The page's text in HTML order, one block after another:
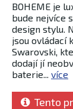
BOHEME je
bude nejvíce
design stylu.
jsou ovládací
Swarovski,
dodají jí
baterie... více
Tento